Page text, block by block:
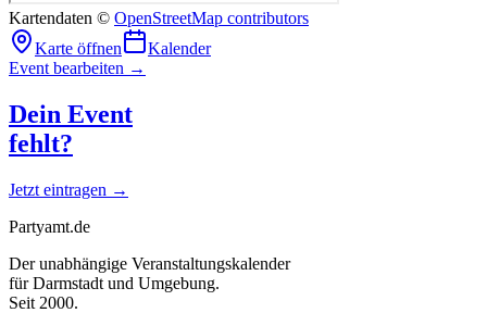
Kartendaten © OpenStreetMap contributors
Karte öffnen
Kalender
Event bearbeiten →
Dein Event
fehlt?
Jetzt eintragen →
Partyamt.de
Der unabhängige Veranstaltungskalender
für Darmstadt und Umgebung.
Seit 2000.